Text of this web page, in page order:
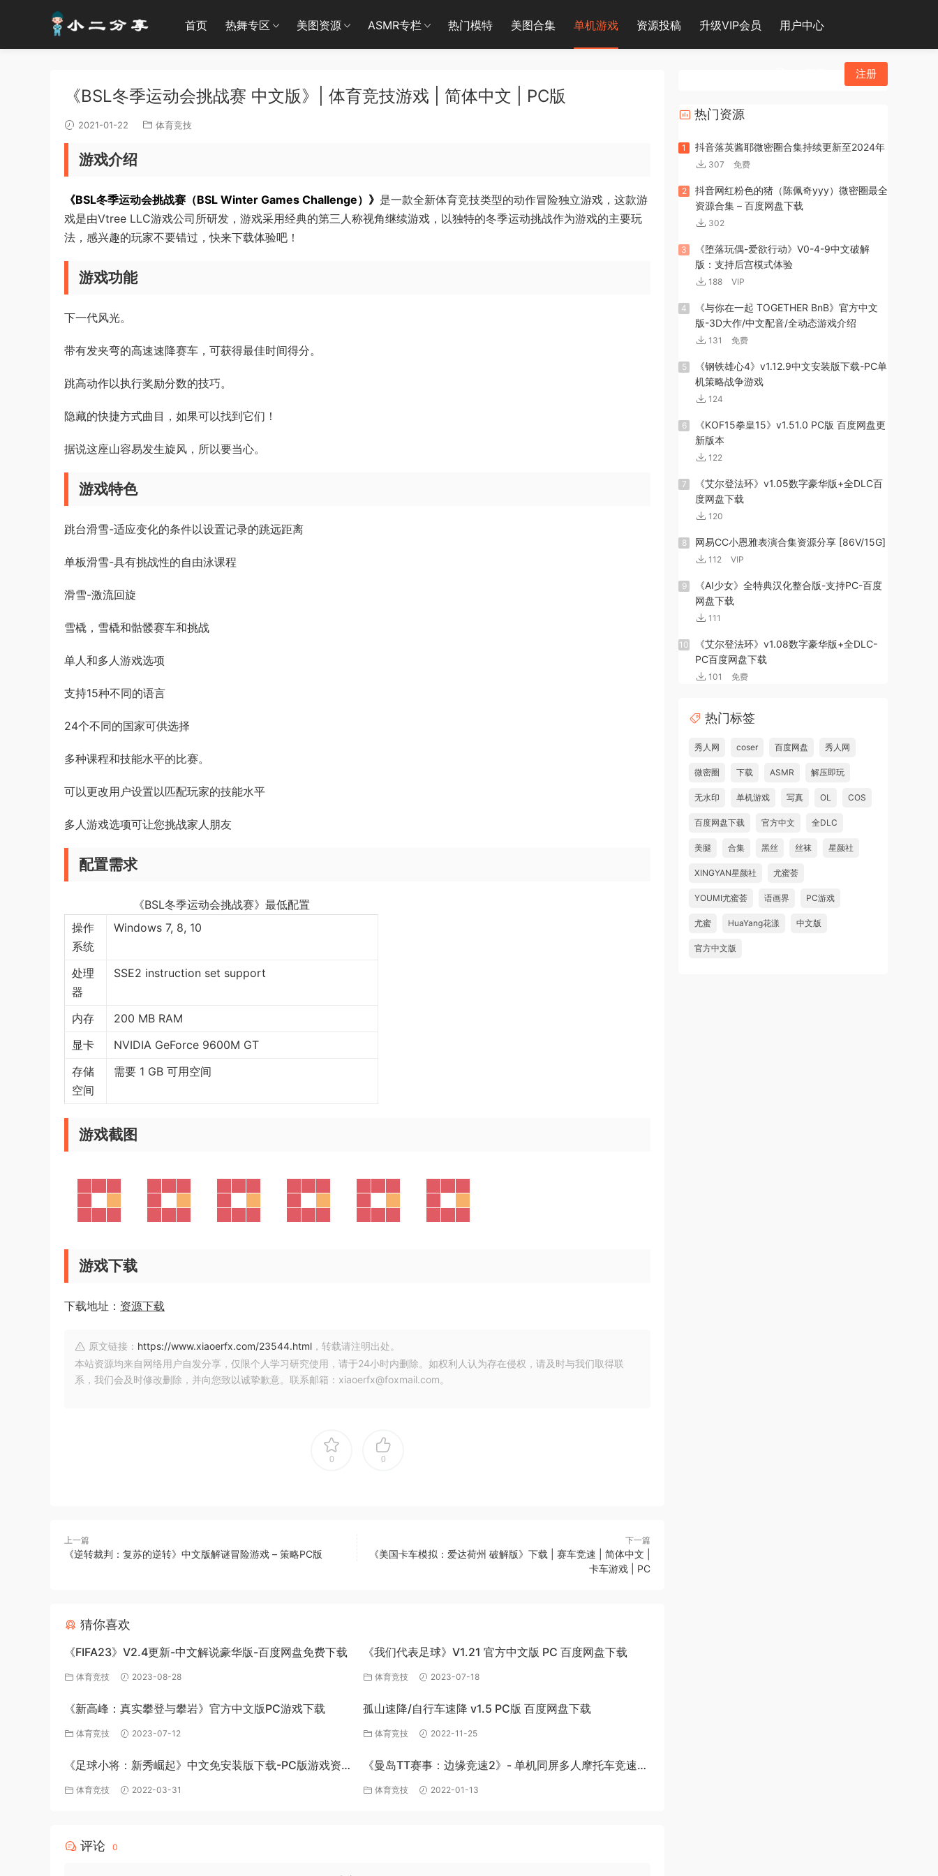
首页 热舞专区 美图资源 ASMR专栏 热门模特 美图合集 单机游戏 资源投稿 升级VIP会员 用户中心
注册
《BSL冬季运动会挑战赛 中文版》| 体育竞技游戏 | 简体中文 | PC版
2021-01-22 体育竞技
游戏介绍
《BSL冬季运动会挑战赛（BSL Winter Games Challenge）》 是一款全新体育竞技类型的动作冒险独立游戏，这款游
戏是由Vtree LLC游戏公司所研发，游戏采用经典的第三人称视角继续游戏，以独特的冬季运动挑战作为游戏的主要玩
法，感兴趣的玩家不要错过，快来下载体验吧！
游戏功能
下一代风光。
带有发夹弯的高速速降赛车，可获得最佳时间得分。
跳高动作以执行奖励分数的技巧。
隐藏的快捷方式曲目，如果可以找到它们！
据说这座山容易发生旋风，所以要当心。
游戏特色
跳台滑雪-适应变化的条件以设置记录的跳远距离
单板滑雪-具有挑战性的自由泳课程
滑雪-激流回旋
雪橇，雪橇和骷髅赛车和挑战
单人和多人游戏选项
支持15种不同的语言
24个不同的国家可供选择
多种课程和技能水平的比赛。
可以更改用户设置以匹配玩家的技能水平
多人游戏选项可让您挑战家人朋友
配置需求
《BSL冬季运动会挑战赛》最低配置
操作
系统
Windows 7, 8, 10
处理
器
SSE2 instruction set support
内存
200 MB RAM
显卡
NVIDIA GeForce 9600M GT
存储
空间
需要 1 GB 可用空间
游戏截图
游戏下载
下载地址： 资源下载
原文链接： https://www.xiaoerfx.com/23544.html ，转载请注明出处。
本站资源均来自网络用户自发分享，仅限个人学习研究使用，请于24小时内删除。如权利人认为存在侵权，请及时与我们取得联
系，我们会及时修改删除，并向您致以诚挚歉意。联系邮箱：xiaoerfx@foxmail.com。
0 0
上一篇
《逆转裁判：复苏的逆转》中文版解谜冒险游戏 – 策略PC版
下一篇
《美国卡车模拟：爱达荷州 破解版》下载 | 赛车竞速 | 简体中文 |
卡车游戏 | PC
猜你喜欢
《FIFA23》V2.4更新-中文解说豪华版-百度网盘免费下载
体育竞技 2023-08-28
《我们代表足球》V1.21 官方中文版 PC 百度网盘下载
体育竞技 2023-07-18
《新高峰：真实攀登与攀岩》官方中文版PC游戏下载
体育竞技 2023-07-12
孤山速降/自行车速降 v1.5 PC版 百度网盘下载
体育竞技 2022-11-25
《足球小将：新秀崛起》中文免安装版下载-PC版游戏资
源 体育竞技 2022-03-31
《曼岛TT赛事：边缘竞速2》- 单机同屏多人摩托车竞速游
戏 体育竞技 2022-01-13
评论 0
热门资源
1 抖音落英酱耶微密圈合集持续更新至2024年
307 免费
2
抖音网红粉色的猪（陈佩奇yyy）微密圈最全
资源合集 – 百度网盘下载
302
3
《堕落玩偶-爱欲行动》V0-4-9中文破解
版：支持后宫模式体验
188 VIP
4
《与你在一起 TOGETHER BnB》官方中文
版-3D大作/中文配音/全动态游戏介绍
131 免费
5
《钢铁雄心4》v1.12.9中文安装版下载-PC单
机策略战争游戏
124
6
《KOF15拳皇15》v1.51.0 PC版 百度网盘更
新版本
122
7
《艾尔登法环》v1.05数字豪华版+全DLC百
度网盘下载
120
8 网易CC小恩雅表演合集资源分享 [86V/15G]
112 VIP
9
《AI少女》全特典汉化整合版-支持PC-百度
网盘下载
111
10
《艾尔登法环》v1.08数字豪华版+全DLC-
PC百度网盘下载
101 免费
热门标签
秀人网 coser 百度网盘 秀人网
微密圈 下载 ASMR 解压即玩
无水印 单机游戏 写真 OL COS
百度网盘下载 官方中文 全DLC
美腿 合集 黑丝 丝袜 星颜社
XINGYAN星颜社 尤蜜荟
YOUMI尤蜜荟 语画界 PC游戏
尤蜜 HuaYang花漾 中文版
官方中文版